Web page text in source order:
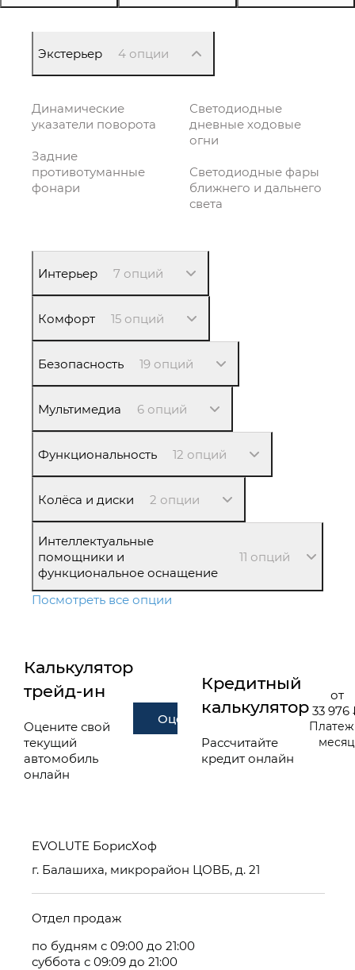
Экстерьер 4 опции
Динамические
указатели поворота
Задние
противотуманные
фонари
Светодиодные
дневные ходовые
огни
Светодиодные фары
ближнего и дальнего
света
Интерьер 7 опций
Комфорт 15 опций
Безопасность 19 опций
Мультимедиа 6 опций
Функциональность 12 опций
Колёса и диски 2 опции
Интеллектуальные
помощники и
функциональное оснащение
11 опций
Посмотреть все опции
Калькулятор
трейд-ин
Оцените свой
текущий
автомобиль
онлайн
Оценить
Кредитный
калькулятор
Рассчитайте
кредит онлайн
от
33 976
месяц
EVOLUTE БорисХоф
г. Балашиха, микрорайон ЦОВБ, д. 21
Отдел продаж
по будням с 09:00 до 21:00
суббота с 09:09 до 21:00